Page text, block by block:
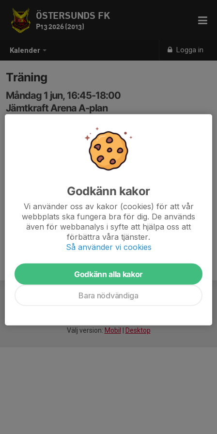
Kalender Logga in
ÖSTERSUNDS FK
P13 2026 (2013)
Träning
Måndag 1 jun, 16:45-18:00
Jämtkraft Arena A-plan
Välj version: Mobil Desktop
Godkänn kakor
Vi använder oss av kakor (cookies) för att vår
webbplats ska fungera bra för dig. De används
även för webbanalys i syfte att hjälpa oss att
förbättra våra tjänster.
Så använder vi cookies
Godkänn alla kakor
Bara nödvändiga